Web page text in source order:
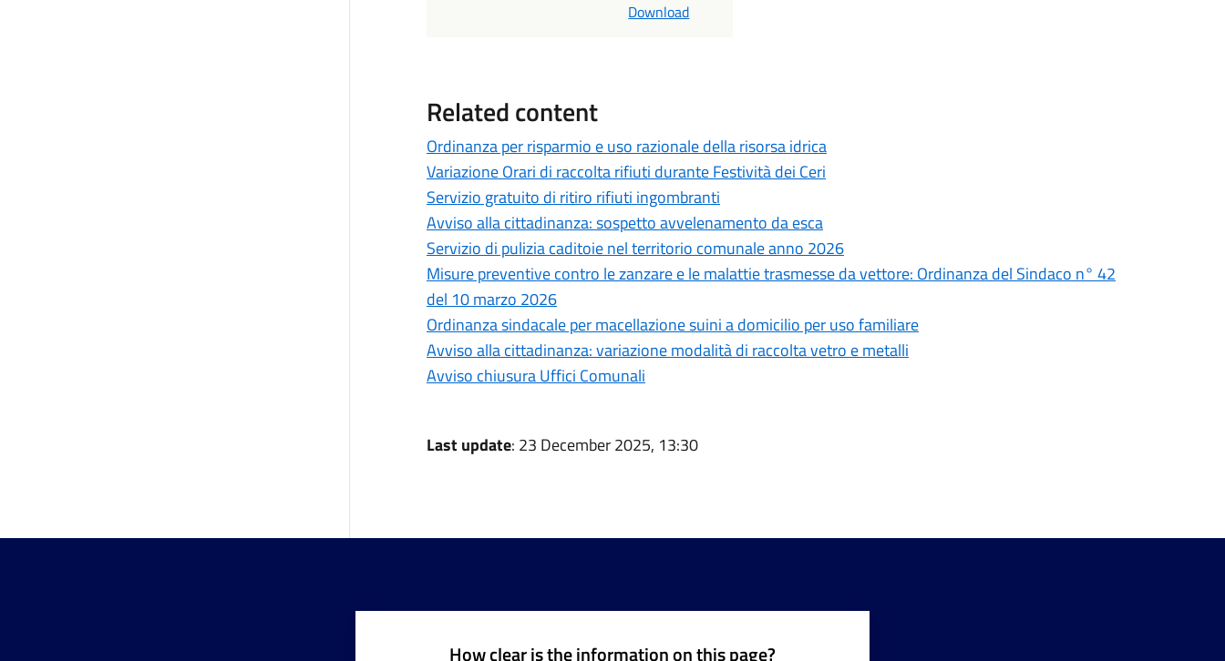
Download
Related content
Ordinanza per risparmio e uso razionale della risorsa idrica
Variazione Orari di raccolta rifiuti durante Festività dei Ceri
Servizio gratuito di ritiro rifiuti ingombranti
Avviso alla cittadinanza: sospetto avvelenamento da esca
Servizio di pulizia caditoie nel territorio comunale anno 2026
Misure preventive contro le zanzare e le malattie trasmesse da vettore: Ordinanza del Sindaco n° 42
del 10 marzo 2026
Ordinanza sindacale per macellazione suini a domicilio per uso familiare
Avviso alla cittadinanza: variazione modalità di raccolta vetro e metalli
Avviso chiusura Uffici Comunali
Last update: 23 December 2025, 13:30
How clear is the information on this page?